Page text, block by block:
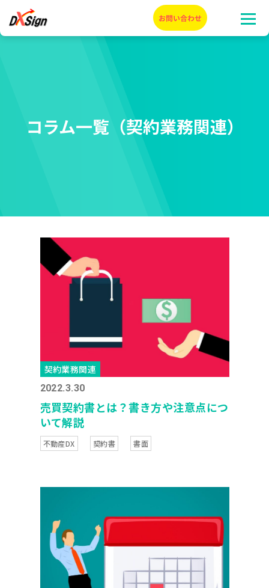
コラム一覧（契約業務関連）
契約業務関連
2022.3.30
売買契約書とは？書き方や注意点につ
いて解説
不動産DX 契約書 書面